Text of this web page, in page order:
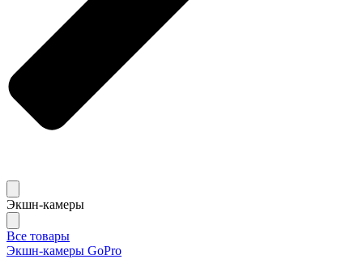
Экшн-камеры
Все товары
Экшн-камеры GoPro